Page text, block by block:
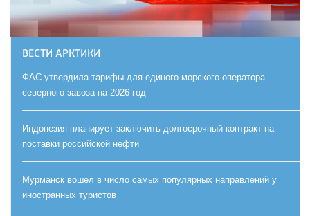
ВЕСТИ АРКТИКИ
ФАС утвердила тарифы для единого морского оператора
северного завоза на 2026 год
Индонезия планирует заключить долгосрочный контракт на
поставки российской нефти
Мурманск вошел в число самых популярных направлений у
иностранных туристов